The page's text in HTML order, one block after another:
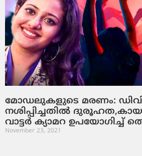
മോഡലുകളുടെ മരണം:
നശിപ്പിച്ചതില്‍
വാട്ടര്‍ ക്യാമറ ഉപയോഗിച്ച്
November 23, 2021